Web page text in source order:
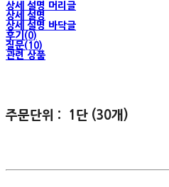
상세 설명 머리글
상세 설명
상세 설명 바닥글
후기(0)
질문(10)
관련 상품
주문단위 : 1단 (30개)